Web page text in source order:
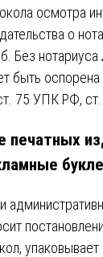
осмотра
о
Без нотариуса
быть оспорена
75 УПК РФ,
печатных
упаковывает